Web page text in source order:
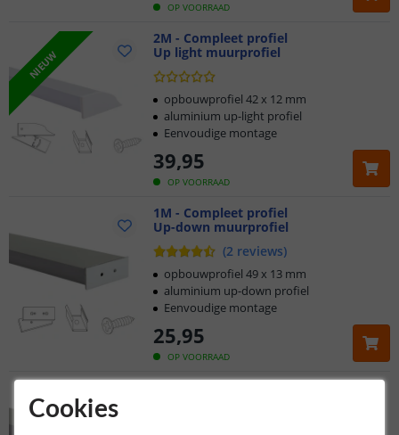
OP VOORRAAD
NIEUW
2M - Compleet profiel
Up light muurprofiel
OP VOORRAAD
39,95
opbouwprofiel 42 x 12 mm
aluminium up-light profiel
Eenvoudige montage
1M - Compleet profiel
Up-down muurprofiel
(2 reviews)
OP VOORRAAD
25,95
opbouwprofiel 49 x 13 mm
aluminium up-down profiel
Eenvoudige montage
Cookies